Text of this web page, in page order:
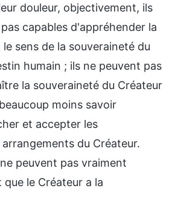
douleur, objectivement, ils
capables d'appréhender la
sens de la souveraineté du
humain ; ils ne peuvent pas
la souveraineté du Créateur
moins savoir
et accepter les
du Créateur.
peuvent pas vraiment
le Créateur a la